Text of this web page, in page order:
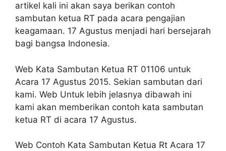
artikel kali ini akan saya berikan contoh
sambutan ketua RT pada acara pengajian
keagamaan. 17 Agustus menjadi hari bersejarah
bagi bangsa Indonesia.
Web Kata Sambutan Ketua RT 01106 untuk
Acara 17 Agustus 2015. Sekian sambutan dari
kami. Web Untuk lebih jelasnya dibawah ini
kami akan memberikan contoh kata sambutan
ketua RT di acara 17 Agustus.
Web Contoh Kata Sambutan Ketua Rt Acara 17